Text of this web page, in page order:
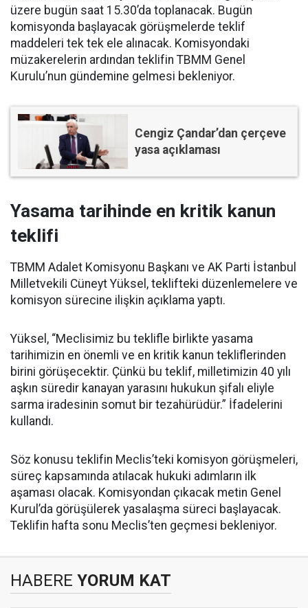
üzere bugün saat 15.30’da toplanacak. Bugün
komisyonda başlayacak görüşmelerde teklif
maddeleri tek tek ele alınacak. Komisyondaki
müzakerelerin ardından teklifin TBMM Genel
Kurulu’nun gündemine gelmesi bekleniyor.
Cengiz Çandar’dan çerçeve
yasa açıklaması
Yasama tarihinde en kritik kanun
teklifi
TBMM Adalet Komisyonu Başkanı ve AK Parti İstanbul
Milletvekili Cüneyt Yüksel, teklifteki düzenlemelere ve
komisyon sürecine ilişkin açıklama yaptı.
Yüksel, “Meclisimiz bu teklifle birlikte yasama
tarihimizin en önemli ve en kritik kanun tekliflerinden
birini görüşecektir. Çünkü bu teklif, milletimizin 40 yılı
aşkın süredir kanayan yarasını hukukun şifalı eliyle
sarma iradesinin somut bir tezahürüdür.” İfadelerini
kullandı.
Söz konusu teklifin Meclis’teki komisyon görüşmeleri,
süreç kapsamında atılacak hukuki adımların ilk
aşaması olacak. Komisyondan çıkacak metin Genel
Kurul’da görüşülerek yasalaşma süreci başlayacak.
Teklifin hafta sonu Meclis’ten geçmesi bekleniyor.
HABERE YORUM KAT